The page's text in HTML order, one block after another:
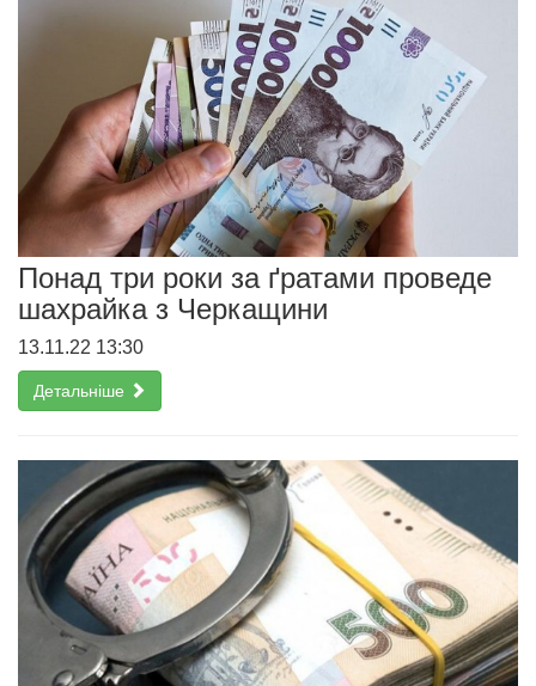
Понад три роки за ґратами проведе
шахрайка з Черкащини
13.11.22 13:30
Детальніше